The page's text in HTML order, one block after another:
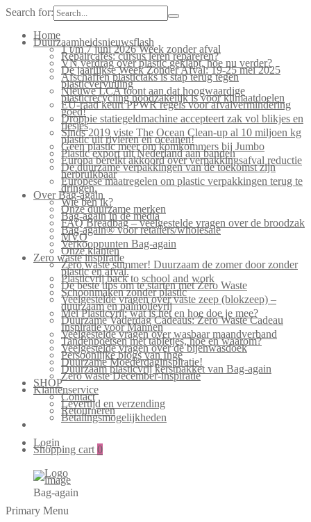
Search for:
Home
Duurzaamheidsnieuwsflash
1 t/m 7 juni 2026 Week zonder afval
Repaircafés: cursus leren repareren?
VN verdrag over plastic geklapt, hoe nu verder?
De jaarlijkse Week Zonder Afval: 19-25 mei 2025
Afschaffen plastictaks is stap terug tegen
plasticvervuiling
Nieuwe LCA toont aan dat hoogwaardige
plasticrecycling noodzakelijk is voor klimaatdoelen
EU-raad keurt PPWR regels voor afvalvermindering
goed!
Droppie statiegeldmachine accepteert zak vol blikjes en
flesjes
Sinds 2019 viste The Ocean Clean-up al 10 miljoen kg
plastic uit rivieren en oceanen!
Geen plastic meer om komkommers bij Jumbo
Plastic export uit Nederland aan banden
Europa bereikt akkoord over verpakkingsafval reductie
De duurzame verpakkingen van de toekomst zijn
herbruikbaar
Europese maatregelen om plastic verpakkingen terug te
dringen.
Over Bag-again
Wie ben ik?
Onze duurzame merken
Bag-again in de media
FAQ Breadbag – veelgestelde vragen over de broodzak
Bag-again® voor retailers/wholesale
MVO
Verkooppunten Bag-again
Onze klanten
Zero waste inspiratie
Zero waste summer! Duurzaam de zomer door zonder
plastic en afval.
Plasticvrij back to school and work
De beste tips om te starten met Zero Waste
Schoonmaken zonder plastic
Veelgestelde vragen over vaste zeep (blokzeep) –
duurzaam en palmolievrij
Mei Plasticvrij: wat is het en hoe doe je mee?
Duurzame Vaderdag Cadeaus: Zero Waste Cadeau
Inspiratie voor Mannen
Veelgestelde vragen over wasbaar maandverband
Tandenpoetsen met tabletjes, hoe en waarom?
Veelgestelde vragen over de bijenwasdoek
Persoonlijke blogs van Inge
Duurzame Moederdaginspiratie!
Duurzaam plasticvrij kerstpakket van Bag-again
Zero waste December-inspiratie
SHOP
Klantenservice
Contact
Levertijd en verzending
Retourneren
Betalingsmogelijkheden
Login
Shopping cart 0
Bag-again
Primary Menu